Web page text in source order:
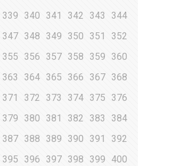
339 340 341 342 343
344
347 348 349 350 351
352
355 356 357 358 359 360
363 364 365 366 367 368
371 372 373 374 375 376
379 380 381 382 383
384
387 388 389 390 391
392
395 396 397 398 399
400